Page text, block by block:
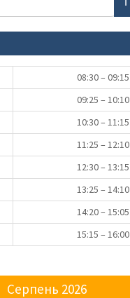
08:30 – 09:15
09:25 – 10:10
10:30 – 11:15
11:25 – 12:10
12:30 – 13:15
13:25 – 14:10
14:20 – 15:05
15:15 – 16:00
Серпень 2026